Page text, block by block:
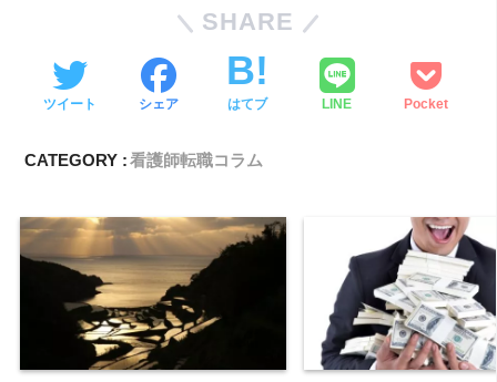
SHARE
ツイート シェア はてブ LINE Pocket
CATEGORY :看護師転職コラム